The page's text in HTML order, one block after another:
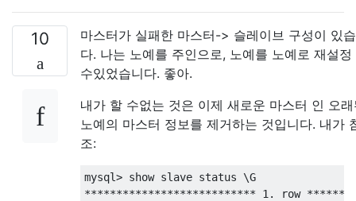
10
마스터가 실패한 마스터-> 슬레이브 구성이 있
다. 나는 노예를 주인으로, 노예를 노예로 재설정
수있었습니다. 좋아.
내가 할 수없는 것은 이제 새로운 마스터 인 오
노예의 마스터 정보를 제거하는 것입니다. 내가
조:
mysql> show slave status \
***************************
1. row